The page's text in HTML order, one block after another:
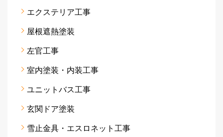
エクステリア工事
屋根遮熱塗装
左官工事
室内塗装・内装工事
ユニットバス工事
玄関ドア塗装
雪止金具・エスロネット工事